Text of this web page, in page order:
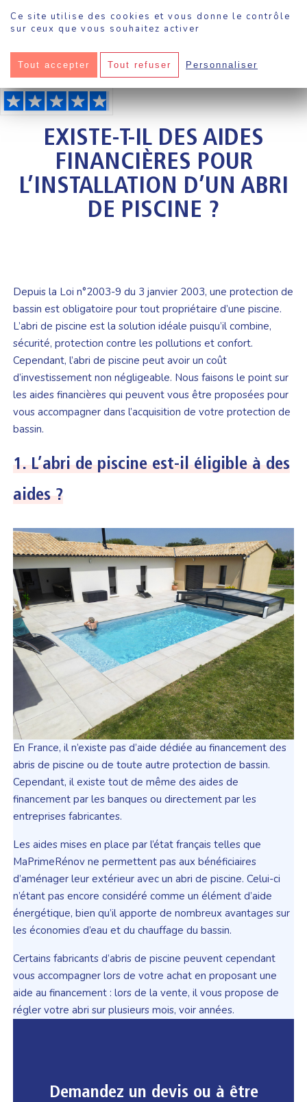
Ce site utilise des cookies et vous donne le contrôle
sur ceux que vous souhaitez activer
Tout accepter Tout refuser Personnaliser
Sokool· Piscine·Existe-t-il des aides financières pour l’installation d’un abri de
EXISTE-T-IL DES AIDES
FINANCIÈRES POUR
L’INSTALLATION D’UN ABRI
DE PISCINE ?
Depuis la Loi n°2003-9 du 3 janvier 2003, une protection de
bassin est obligatoire pour tout propriétaire d’une piscine.
L’abri de piscine est la solution idéale puisqu’il combine,
sécurité, protection contre les pollutions et confort.
Cependant, l’abri de piscine peut avoir un coût
d’investissement non négligeable. Nous faisons le point sur
les aides financières qui peuvent vous être proposées pour
vous accompagner dans l’acquisition de votre protection de
bassin.
1. L’abri de piscine est-il éligible à des
aides ?
En France, il n’existe pas d’aide dédiée au financement des
abris de piscine ou de toute autre protection de bassin.
Cependant, il existe tout de même des aides de
financement par les banques ou directement par les
entreprises fabricantes.
Les aides mises en place par l’état français telles que
MaPrimeRénov ne permettent pas aux bénéficiaires
d’aménager leur extérieur avec un abri de piscine. Celui-ci
n’étant pas encore considéré comme un élément d’aide
énergétique, bien qu’il apporte de nombreux avantages sur
les économies d’eau et du chauffage du bassin.
Certains fabricants d’abris de piscine peuvent cependant
vous accompagner lors de votre achat en proposant une
aide au financement : lors de la vente, il vous propose de
régler votre abri sur plusieurs mois, voir années.
Demandez un devis ou à être